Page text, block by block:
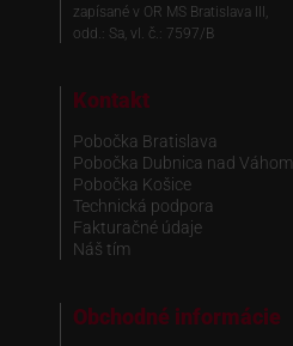
zapísané v OR MS Bratislava III,
odd.: Sa, vl. č.: 7597/B
Kontakt
Pobočka Bratislava
Pobočka Dubnica nad Váhom
Pobočka Košice
Technická podpora
Fakturačné údaje
Náš tím
Obchodné informácie